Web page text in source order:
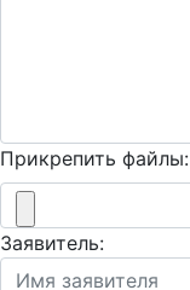
Прикрепить файлы:
Заявитель: